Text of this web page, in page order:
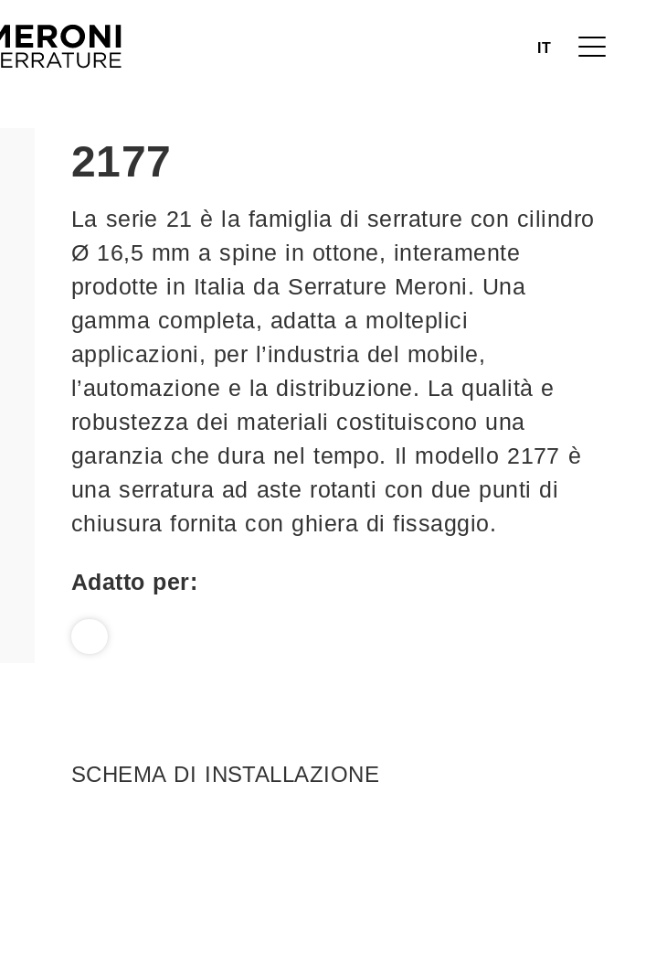
IT
2177
La serie 21 è la famiglia di serrature con cilindro
Ø 16,5 mm a spine in ottone, interamente
prodotte in Italia da Serrature Meroni. Una
gamma completa, adatta a molteplici
applicazioni, per l’industria del mobile,
l’automazione e la distribuzione. La qualità e
robustezza dei materiali costituiscono una
garanzia che dura nel tempo. Il modello 2177 è
una serratura ad aste rotanti con due punti di
chiusura fornita con ghiera di fissaggio.
Adatto per:
SCHEMA DI INSTALLAZIONE